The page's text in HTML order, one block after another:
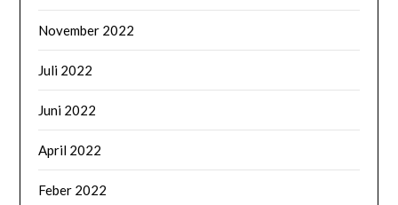
November 2022
Juli 2022
Juni 2022
April 2022
Feber 2022